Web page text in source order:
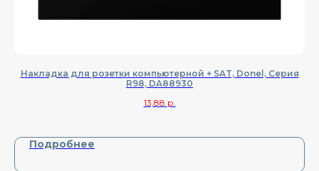
Накладка для розетки компьютерной + SAT, Donel, Cерия
R98, DA88930
13,88 р.
Подробнее